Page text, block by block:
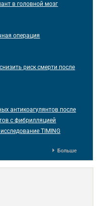
в головной мозг
операция
риск смерти после
антикоагулянтов после
с фибрилляцией
TIMING
Больше